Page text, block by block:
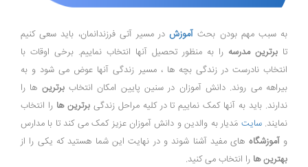
به سبب مهم بودن بحث آموزشدر مسیر آتی فرزندانمان، باید سعی کنیم
تا برترین مدرسه را به منظور تحصیل آنها انتخاب نماییم. برخی اوقات با
انتخاب نادرست در زندگی بچه ها ، مسیر زندگی آنها عوض می شود و به
بیراهه می روند. دانش آموزان در سنین پایین امکان انتخاببرترین ها را
ندارند. باید به آنها کمک نماییم تا در کلیه مراحل زندگی برترین ها را انتخاب
نمایند.سایت مَدیار به والدین و دانش آموزان عزیز کمک می کند تا با مدارس
وآموزشگاه های مفید آشنا شوند و در نهایت این شما هستید که یکی را از
بهترین ها را انتخاب می کنید.